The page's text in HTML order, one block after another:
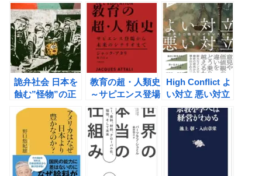
詭弁社会 日本を
蝕む”怪物”の正
体 （山崎雅弘）
の書評
教育の超・人類史
～サピエンス登場
から未来のシナリ
オまで（ジャッ
ク・アタリ）の書
評
High Conflict よ
い対立 悪い対立
世界を二極化させ
ないために（アマ
ンダ・リプリー）
の書評